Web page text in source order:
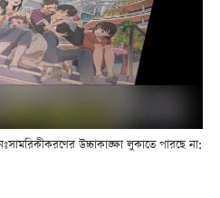
উচ্চাকাঙ্ক্ষা লুকাতে পারছে না: